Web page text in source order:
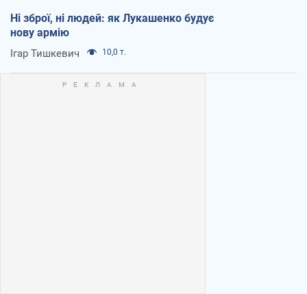
Ні зброї, ні людей: як Лукашенко будує
нову армію
Ігар Тишкевич 10,0 т.